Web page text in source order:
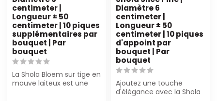
centimeter |
Longueur ± 50
centimeter | 10 piques
supplémentaires par
bouquet | Par
bouquet
La Shola Bloem sur tige en
mauve laiteux est une
Diamètre 6
centimeter |
Longueur ± 50
centimeter | 10 piques
d'appoint par
bouquet | Par
bouquet
Ajoutez une touche
d'élégance avec la Shola